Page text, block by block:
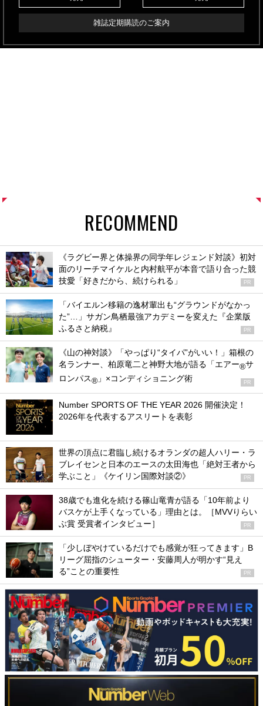
雑誌定期購読のご案内
RECOMMEND
《ラグビー界と体操界の同学年レジェンド対談》初対
面のリーチマイケルと内村航平が本音で語り合った競
技愛「好きだから、続けられる」
PR
「バイエルン移籍の逸材輩出も“グラウンドがなかっ
た”…」サガン鳥栖最強アカデミーを変えた『企業版
ふるさと納税』
PR
《山の神対談》「やっぱり“タイパ”がいい！」箱根の
名ランナー、柏原竜二と神野大地が語る「エアー®サ
ロンパス® 」×コンディショニング術 PR
Number SPORTS OF THE YEAR 2026 開催決定！
2026年を代表するアスリートを表彰
世界の頂点に君臨し続けるオランダの超人ハリー・ラ
ブレイセンと日本のエースの太田海也「絶対王者から
学ぶこと」《ケイリン国際対談②》
PR
38歳でも進化を続ける篠山竜青が語る「10年前より
バスケが上手くなっている」理由とは。［MVVりらい
ぶ賞 受賞者インタビュー］
PR
「少しぼやけているだけでも感覚が狂ってきます」B
リーグ屈指のシューター・安藤周人が明かす“見え
る”ことの重要性
PR